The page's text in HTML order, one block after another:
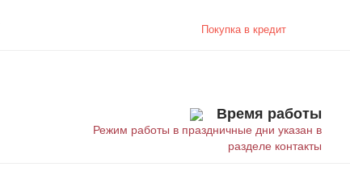
Покупка в кредит
Время работы
Режим работы в праздничные дни указан в
разделе контакты